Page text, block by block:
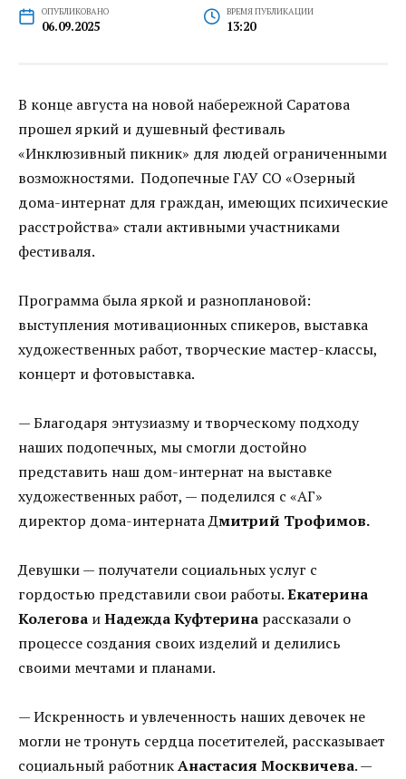
ОПУБЛИКОВАНО
06.09.2025
ВРЕМЯ ПУБЛИКАЦИИ
13:20
В конце августа на новой набережной Саратова
прошел яркий и душевный фестиваль
«Инклюзивный пикник» для людей ограниченными
возможностями. Подопечные ГАУ СО «Озерный
дома-интернат для граждан, имеющих психические
расстройства» стали активными участниками
фестиваля.
Программа была яркой и разноплановой:
выступления мотивационных спикеров, выставка
художественных работ, творческие мастер-классы,
концерт и фотовыставка.
— Благодаря энтузиазму и творческому подходу
наших подопечных, мы смогли достойно
представить наш дом-интернат на выставке
художественных работ, — поделился с «АГ»
директор дома-интерната Дмитрий Трофимов.
Девушки — получатели социальных услуг с
гордостью представили свои работы.Екатерина
Колегова иНадежда Куфтерина рассказали о
процессе создания своих изделий и делились
своими мечтами и планами.
— Искренность и увлеченность наших девочек не
могли не тронуть сердца посетителей, рассказывает
социальный работникАнастасия Москвичева. —